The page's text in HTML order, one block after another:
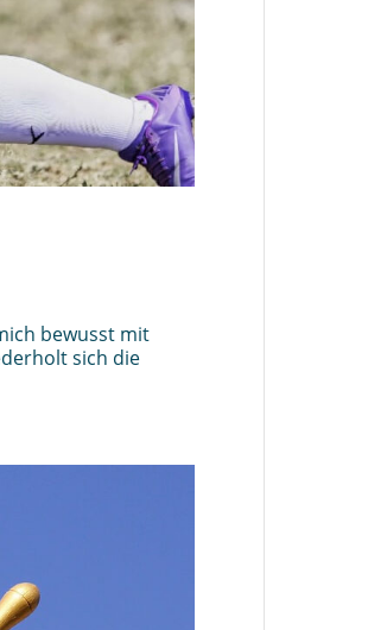
bewusst mit
sich die